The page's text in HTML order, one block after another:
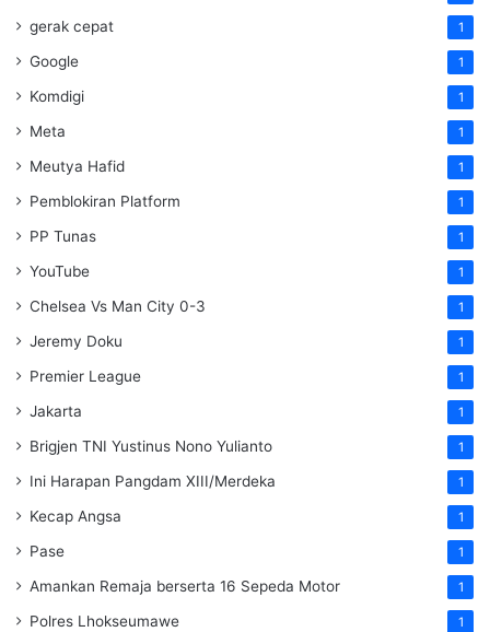
gerak cepat 1
Google 1
Komdigi 1
Meta 1
Meutya Hafid 1
Pemblokiran Platform 1
PP Tunas 1
YouTube 1
Chelsea Vs Man City 0-3 1
Jeremy Doku 1
Premier League 1
Jakarta 1
Brigjen TNI Yustinus Nono Yulianto 1
Ini Harapan Pangdam XIII/Merdeka 1
Kecap Angsa 1
Pase 1
Amankan Remaja berserta 16 Sepeda Motor 1
Polres Lhokseumawe 1